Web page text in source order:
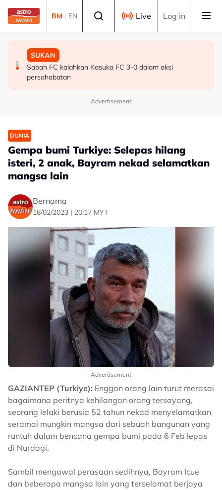
Skip to main content
BM | EN Live Log in
MALAYSIA
Bersediakah Malaysia menghadapi dekad digital
seterusnya?
MALAYSIA
Lelaki tanpa dokumen ditahan, pukul, ugut gantung adik
tiri
SUKAN
Sabah FC kalahkan Kasuka FC 3-0 dalam aksi
persahabatan
Advertisement
DUNIA
Gempa bumi Turkiye: Selepas hilang
isteri, 2 anak, Bayram nekad selamatkan
mangsa lain
Bernama
18/02/2023 | 20:17 MYT
Advertisement
GAZIANTEP (Turkiye): Enggan orang lain turut merasai
bagaimana peritnya kehilangan orang tersayang,
seorang lelaki berusia 52 tahun nekad menyelamatkan
seramai mungkin mangsa dari sebuah bangunan yang
runtuh dalam bencana gempa bumi pada 6 Feb lepas
di Nurdagi.
Sambil mengawal perasaan sedihnya, Bayram Icue
dan beberapa mangsa lain yang terselamat berjaya